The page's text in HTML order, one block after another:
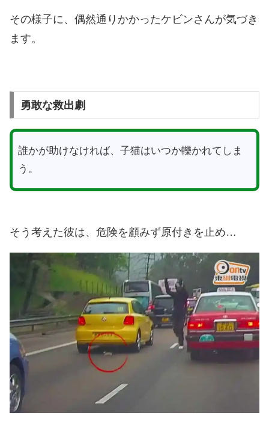
その様子に、偶然通りかかったケビンさんが気づき
ます。
勇敢な救出劇
誰かが助けなければ、子猫はいつか轢かれてしま
う。
そう考えた彼は、危険を顧みず原付きを止め…